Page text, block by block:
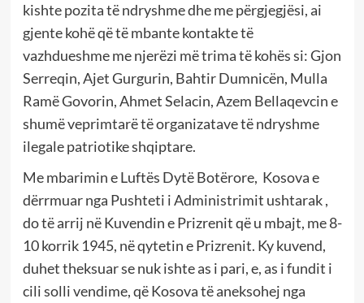
kishte pozita të ndryshme dhe me përgjegjësi, ai
gjente kohë që të mbante kontakte të
vazhdueshme me njerëzi më trima të kohës si: Gjon
Serreqin, Ajet Gurgurin, Bahtir Dumnicën, Mulla
Ramë Govorin, Ahmet Selacin, Azem Bellaqevcin e
shumë veprimtarë të organizatave të ndryshme
ilegale patriotike shqiptare.
Me mbarimin e Luftës Dytë Botërore, Kosova e
dërrmuar nga Pushteti i Administrimit ushtarak ,
do të arrij në Kuvendin e Prizrenit që u mbajt, me 8-
10 korrik 1945, në qytetin e Prizrenit. Ky kuvend,
duhet theksuar se nuk ishte as i pari, e, as i fundit i
cili solli vendime, që Kosova të aneksohej nga